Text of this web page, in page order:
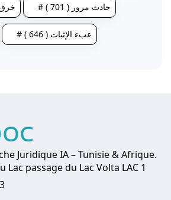
# خرق # حادث مرور ( 701 )
# عبء الإثبات ( 646 )
Juridique IA – Tunisie & Afrique.
passage du Lac Volta LAC 1